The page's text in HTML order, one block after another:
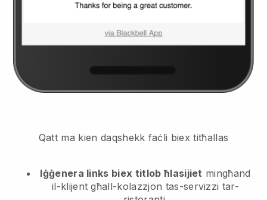
Qatt ma kien daqshekk faċli biex titħallas
Iġġenera links biex titlob ħlasijiet mingħand
il-klijentgħall-kolazzjon tas-servizzi tar-